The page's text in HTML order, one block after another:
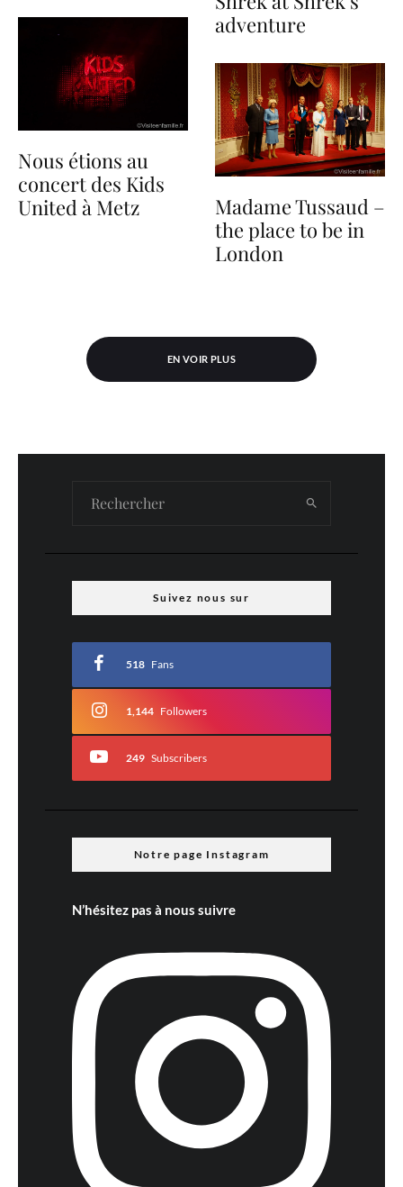
Nous étions au
concert des Kids
United à Metz
adventure
Madame Tussaud –
the place to be in
London
EN VOIR PLUS
Suivez nous sur
518 Fans
1,144 Followers
249 Subscribers
Notre page Instagram
N’hésitez pas à nous suivre